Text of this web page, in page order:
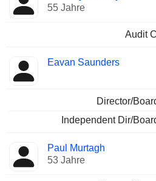
55 Jahre
Audit
Eavan Saunders
Director/
Independent Dir/
Paul Murtagh
53 Jahre